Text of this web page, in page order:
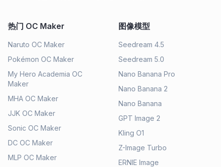
热门 OC Maker
Naruto OC Maker
Pokémon OC Maker
My Hero Academia OC
Maker
MHA OC Maker
JJK OC Maker
Sonic OC Maker
DC OC Maker
MLP OC Maker
图像模型
Seedream 4.5
Seedream 5.0
Nano Banana Pro
Nano Banana 2
Nano Banana
GPT Image 2
Kling O1
Z-Image Turbo
ERNIE Image